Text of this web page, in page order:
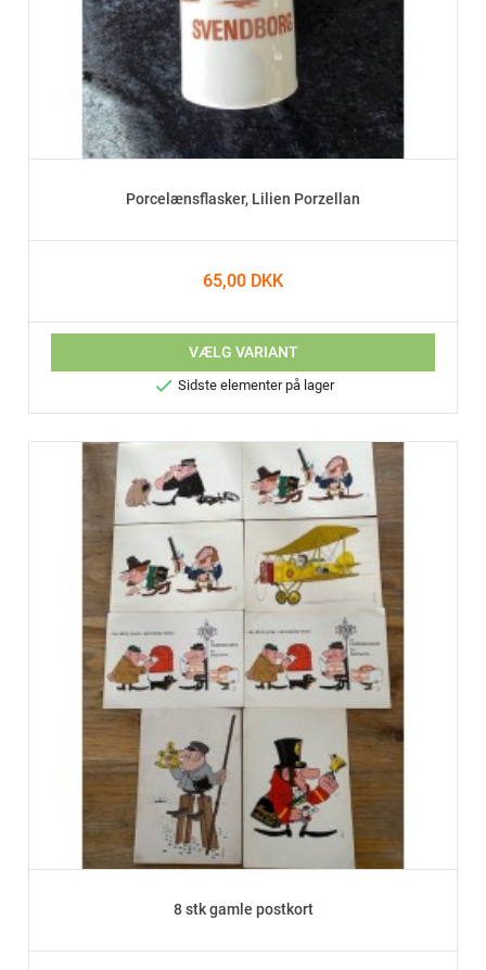
Porcelænsflasker, Lilien Porzellan
65,00 DKK
VÆLG VARIANT
 Sidste elementer på lager
8 stk gamle postkort